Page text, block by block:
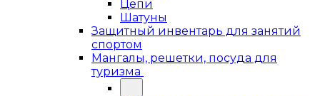
Цепи
Шатуны
Защитный инвентарь для занятий
спортом
Мангалы, решетки, посуда для
туризма